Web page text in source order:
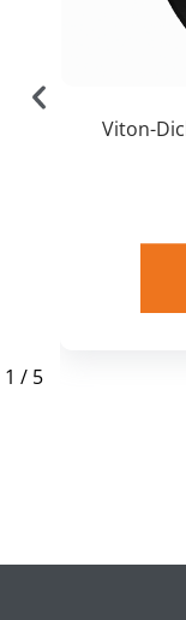
Viton-
1 / 5